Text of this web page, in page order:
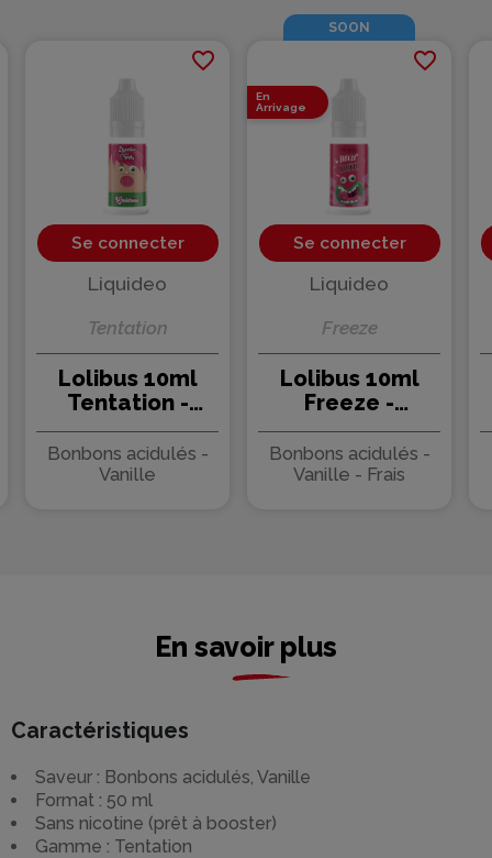
favorite_border
Se connecter
Liquideo
Tentation
Lolibus 10ml
Tentation -
Liquideo (15
pièces)
Bonbons acidulés -
Vanille
SOON
favorite_border
En
Arrivage
Se connecter
Liquideo
Freeze
Lolibus 10ml
Freeze -
Liquideo (15
pièces)
Bonbons acidulés -
Vanille - Frais
En savoir plus
Caractéristiques
Saveur : Bonbons acidulés, Vanille
Format : 50 ml
Sans nicotine (prêt à booster)
Gamme : Tentation